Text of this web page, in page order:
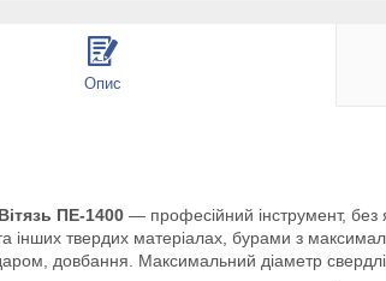
Опис
ПЕ-1400 — професійний інструмент, без
інших твердих матеріалах, бурами з
довбання. Максимальний діаметр